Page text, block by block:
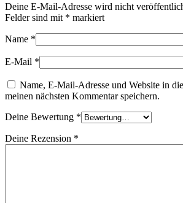
Deine E-Mail-Adresse wird nicht
Felder sind mit * markiert
Name *
E-Mail *
Name, E-Mail-Adresse und Website in
meinen nächsten Kommentar speichern.
Deine Bewertung *
Deine Rezension *